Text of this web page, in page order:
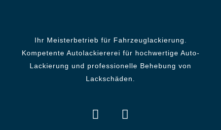
Ihr Meisterbetrieb für Fahrzeuglackierung.
Kompetente Autolackiererei für hochwertige Auto-
Lackierung und professionelle Behebung von
Lackschäden.